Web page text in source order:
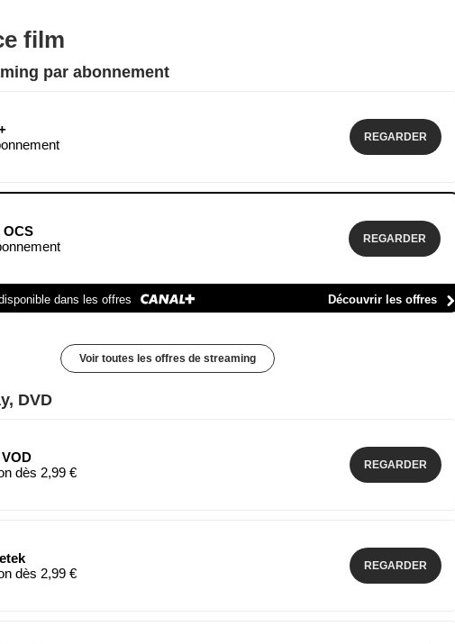
film
par abonnement
REGARDER
OCS
REGARDER
dans les offres Découvrir les offres
Voir toutes les offres de streaming
DVD
dès 2,99 €
REGARDER
dès 2,99 €
REGARDER